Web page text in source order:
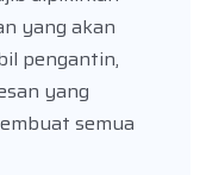
yang akan
pengantin,
yang
semua